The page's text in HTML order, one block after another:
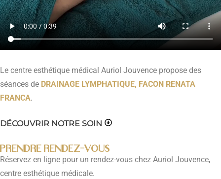
Le centre esthétique médical Auriol Jouvence propose des
séances de DRAINAGE LYMPHATIQUE, FACON RENATA
FRANCA.
DÉCOUVRIR NOTRE SOIN
Prendre rendez-vous
Réservez en ligne pour un rendez-vous chez Auriol Jouvence,
centre esthétique médicale.